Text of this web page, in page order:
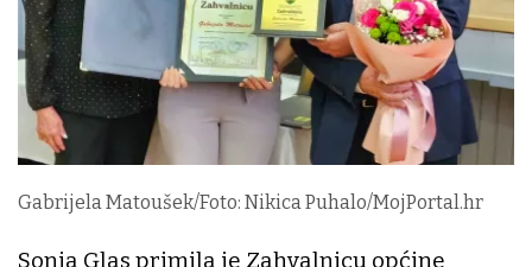
Gabrijela Matoušek/Foto: Nikica Puhalo/MojPortal.hr
Sonja Glas primila je Zahvalnicu općine